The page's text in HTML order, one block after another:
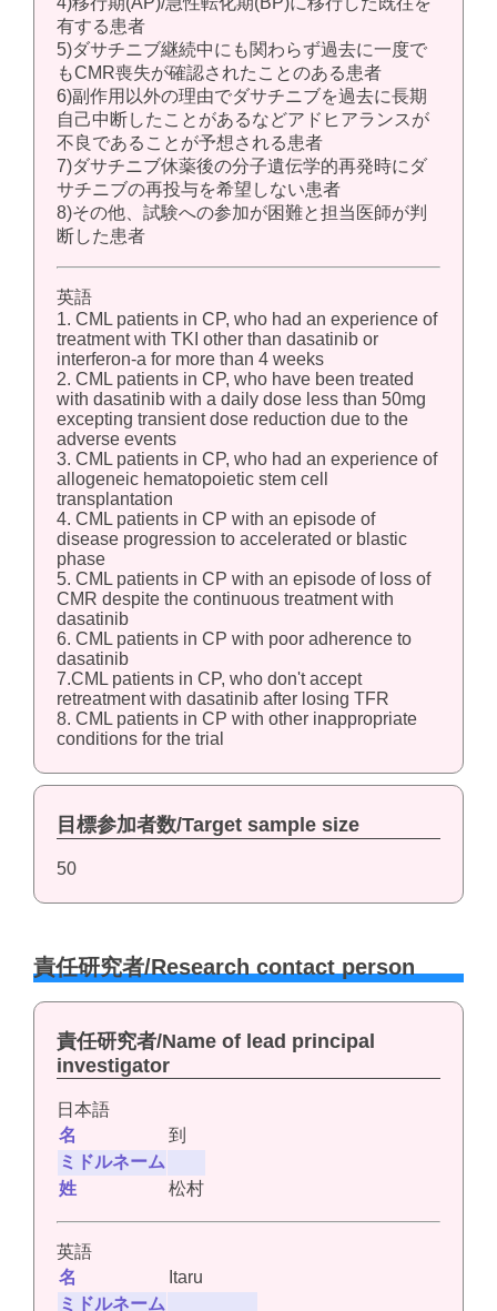
有する患者
5)ダサチニブ継続中にも関わらず過去に一度で
もCMR喪失が確認されたことのある患者
6)副作用以外の理由でダサチニブを過去に長期
自己中断したことがあるなどアドヒアランスが
不良であることが予想される患者
7)ダサチニブ休薬後の分子遺伝学的再発時にダ
サチニブの再投与を希望しない患者
8)その他、試験への参加が困難と担当医師が判
断した患者
英語
1. CML patients in CP, who had an experience of
treatment with TKI other than dasatinib or
interferon-a for more than 4 weeks
2. CML patients in CP, who have been treated
with dasatinib with a daily dose less than 50mg
excepting transient dose reduction due to the
adverse events
3. CML patients in CP, who had an experience of
allogeneic hematopoietic stem cell
transplantation
4. CML patients in CP with an episode of
disease progression to accelerated or blastic
phase
5. CML patients in CP with an episode of loss of
CMR despite the continuous treatment with
dasatinib
6. CML patients in CP with poor adherence to
dasatinib
7.CML patients in CP, who don't accept
retreatment with dasatinib after losing TFR
8. CML patients in CP with other inappropriate
conditions for the trial
目標参加者数/Target sample size
50
責任研究者/Research contact person
責任研究者/Name of lead principal
investigator
日本語
名
到
ミドルネーム
姓
松村
英語
名
Itaru
ミドルネーム